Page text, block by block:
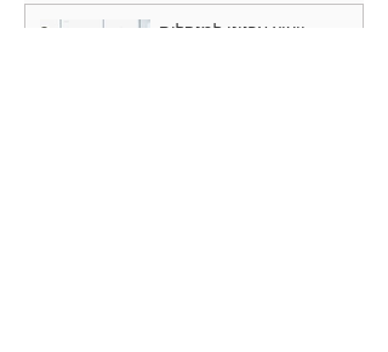
ייעוץ ארגוני למנהלים